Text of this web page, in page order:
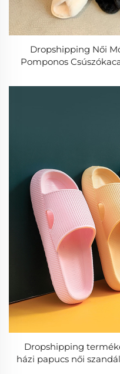
Dropshipping Női
Pomponos
Dropshipping
házi papucs női